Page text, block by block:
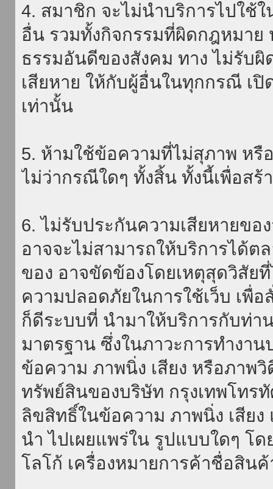
4. สมาชิก จะไม่นำบริการไปใช้
อื่น รวมทั้งกิจกรรมที่ผิดกฎหมาย
ธรรมอันดีของสังคม ทาง ไม่รับ
เสียหาย ให้กับผู้อื่นในทุกกรณี เปิ
เท่านั้น
5. ห้ามใช้ข้อความที่ไม่สุภาพ หรื
ไม่ว่ากรณีใดๆ ทั้งสิ้น ทั้งนี้เพื่อสร้
6. ไม่รับประกันความเสียหายขอ
อาจจะไม่สามารถให้บริการได้ต
ของ อาจขัดข้องโดยเหตุสุดวิสัย
ความปลอดภัยในการใช้เว็บ เพื่
ก็ดีระบบที่ นำมาให้บริการกับท่
มาตรฐาน ซึ่งในภาวะการทำงา
ข้อความ ภาพนิ่ง เสียง หรือภาพ
ทรัพย์สินของบริษัท กรุงเทพโทร
ลิขสิทธิ์ในข้อความ ภาพนิ่ง เสีย
นำ ไปเผยแพร่ใน รูปแบบใดๆ โ
โลโก้ เครื่องหมายการค้าชื่อสิน